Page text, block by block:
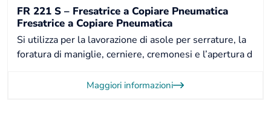
FR 221 S – Fresatrice a Copiare Pneumatica
Fresatrice a Copiare Pneumatica
Si utilizza per la lavorazione di asole per serrature, la
foratura di maniglie, cerniere, cremonesi e l’apertura d
Maggiori informazioni